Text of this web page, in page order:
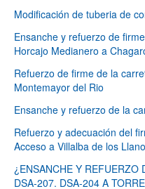
Modificación de tuberia de
Ensanche y refuerzo de
Horcajo Medianero a
Refuerzo de firme de la
Montemayor del Rio
Ensanche y refuerzo de la
Refuerzo y adecuación del
Acceso a Villalba de los
¿ENSANCHE Y REFUERZO
DSA-207. DSA-204 A